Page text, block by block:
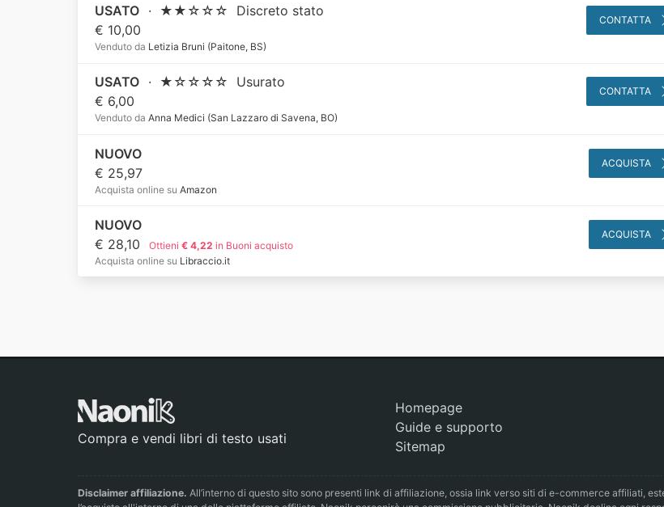
USATO · ★★☆☆☆
Discreto stato
€ 10,00
Venduto da Letizia Bruni (Paitone, BS)
CONTATTA
USATO · ★☆☆☆☆
Usurato
€ 6,00
Venduto da Anna Medici (San Lazzaro di Savena, BO)
CONTATTA
NUOVO
€ 25,97
Acquista online su Amazon
ACQUISTA
NUOVO
€ 28,10
Ottieni € 4,22 in Buoni acquisto
Acquista online su Libraccio.it
ACQUISTA
Compra e vendi libri di testo usati
Homepage
Guide e supporto
Sitemap